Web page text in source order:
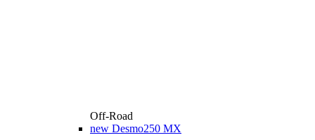
Off-Road
new Desmo250 MX